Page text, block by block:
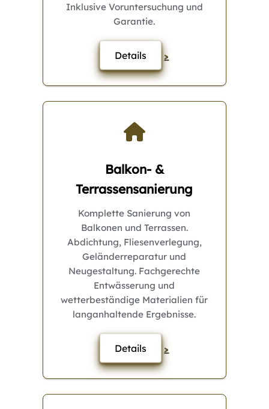
Inklusive Voruntersuchung und
Garantie.
Details >
Balkon- &
Terrassensanierung
Komplette Sanierung von
Balkonen und Terrassen.
Abdichtung, Fliesenverlegung,
Geländerreparatur und
Neugestaltung. Fachgerechte
Entwässerung und
wetterbeständige Materialien für
langanhaltende Ergebnisse.
Details >